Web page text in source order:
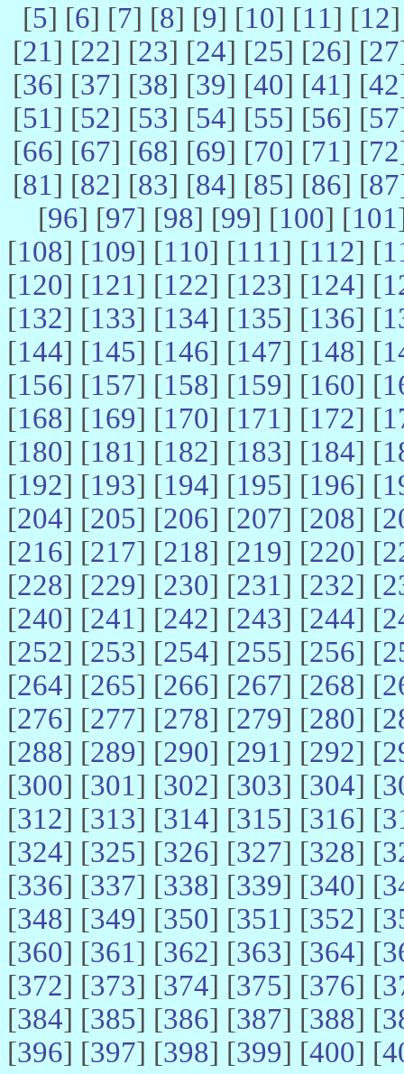
[5] [6] [7] [8] [9] [10] [11] [12
[21] [22] [23] [24] [25] [26] [27
[36] [37] [38] [39] [40] [41] [42
[51] [52] [53] [54] [55] [56] [57
[66] [67] [68] [69] [70] [71] [72
[81] [82] [83] [84] [85] [86] [87
[96] [97] [98] [99] [100] [101
[108] [109] [110] [111] [112] [
[120] [121] [122] [123] [124] [
[132] [133] [134] [135] [136] [
[144] [145] [146] [147] [148] [
[156] [157] [158] [159] [160] [
[168] [169] [170] [171] [172] [
[180] [181] [182] [183] [184] [
[192] [193] [194] [195] [196] [
[204] [205] [206] [207] [208] [
[216] [217] [218] [219] [220] [
[228] [229] [230] [231] [232] [
[240] [241] [242] [243] [244] [
[252] [253] [254] [255] [256] [
[264] [265] [266] [267] [268] [
[276] [277] [278] [279] [280] [
[288] [289] [290] [291] [292] [
[300] [301] [302] [303] [304] [
[312] [313] [314] [315] [316] [
[324] [325] [326] [327] [328] [
[336] [337] [338] [339] [340] [
[348] [349] [350] [351] [352] [
[360] [361] [362] [363] [364] [
[372] [373] [374] [375] [376] [
[384] [385] [386] [387] [388] [
[396] [397] [398] [399] [400] [